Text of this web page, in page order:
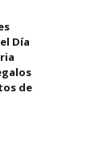
Día
de